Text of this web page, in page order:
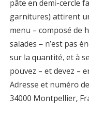
pâte en demi-cercle
garnitures) attirent
menu – composé de
salades – n’est pas
sur la quantité, et à
pouvez – et devez –
Adresse et numéro
34000 Montpellier,